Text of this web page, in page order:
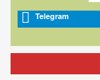
Telegram